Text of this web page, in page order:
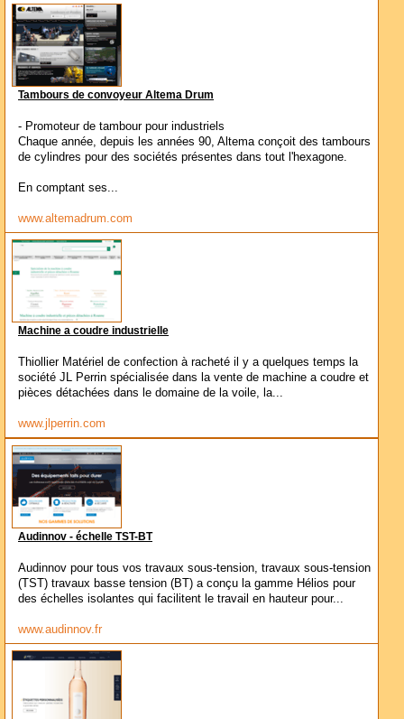
Tambours de convoyeur Altema Drum
- Promoteur de tambour pour industriels
Chaque année, depuis les années 90, Altema conçoit des tambours
de cylindres pour des sociétés présentes dans tout l'hexagone.
En comptant ses...
www.altemadrum.com
Machine a coudre industrielle
Thiollier Matériel de confection à racheté il y a quelques temps la
société JL Perrin spécialisée dans la vente de machine a coudre et
pièces détachées dans le domaine de la voile, la...
www.jlperrin.com
Audinnov - échelle TST-BT
Audinnov pour tous vos travaux sous-tension, travaux sous-tension
(TST) travaux basse tension (BT) a conçu la gamme Hélios pour
des échelles isolantes qui facilitent le travail en hauteur pour...
www.audinnov.fr